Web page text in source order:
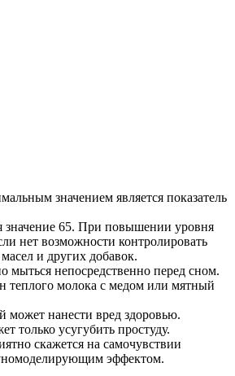
значением является показатель
значение 65. При повышении уровня
нет возможности контролировать
и других добавок.
мыться непосредственно перед сном.
теплого молока с медом или мятный
может нанести вред здоровью.
только усугубить простуду.
скажется на самочувствии
эффектом.